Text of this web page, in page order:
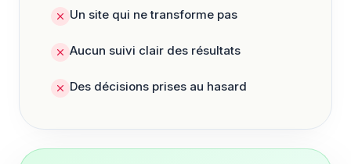
Un site qui ne transforme pas
Aucun suivi clair des résultats
Des décisions prises au hasard